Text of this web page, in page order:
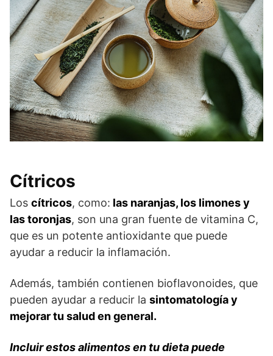
Cítricos
Los cítricos, como: las naranjas, los limones y
las toronjas, son una gran fuente de vitamina C,
que es un potente antioxidante que puede
ayudar a reducir la inflamación.
Además, también contienen bioflavonoides, que
pueden ayudar a reducir la sintomatología y
mejorar tu salud en general.
Incluir estos alimentos en tu dieta puede